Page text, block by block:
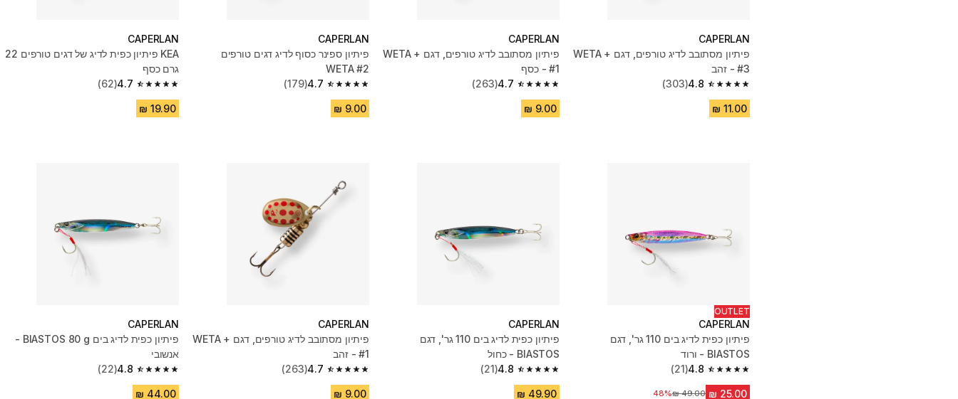
CAPERLAN
פיתיון מסתובב לדיג טורפים, דגם WETA +
#3 - זהב
4.8
4.8 out of 5 stars from 303 reviews
(303)
CAPERLAN
פיתיון מסתובב לדיג טורפים, דגם WETA +
#1 - כסף
4.7
4.7 out of 5 stars from 263 reviews
(263)
CAPERLAN
פיתיון ספינר כסוף לדיג דגים טורפים
WETA #2
4.7
4.7 out of 5 stars from 179 reviews
(179)
CAPERLAN
KEA פיתיון כפית לדיג של דגים טורפים 22
גרם כסף
4.7
4.7 out of 5 stars from 62 reviews
(62)
OUTLET
CAPERLAN
פיתיון כפית לדיג בים 110 גר', דגם
BIASTOS - ורוד
4.8
4.8 out of 5 stars from 21 reviews
(21)
מחיר לפני הנחה‏49.00 ₪
48%
CAPERLAN
פיתיון כפית לדיג בים 110 גר', דגם
BIASTOS - כחול
4.8
4.8 out of 5 stars from 21 reviews
(21)
CAPERLAN
פיתיון מסתובב לדיג טורפים, דגם WETA +
#1 - זהב
4.7
4.7 out of 5 stars from 263 reviews
(263)
CAPERLAN
פיתיון כפית לדיג בים BIASTOS 80 g -
אנשובי
4.8
4.8 out of 5 stars from 22 reviews
(22)